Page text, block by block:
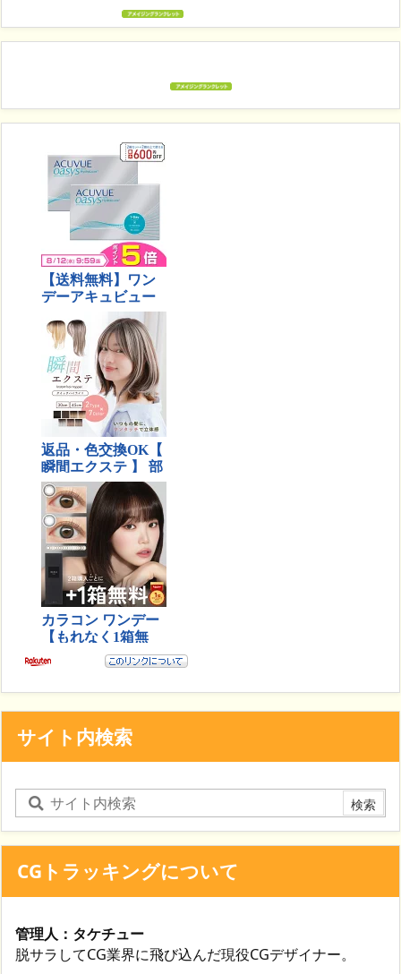
サイト内検索
CGトラッキングについて
管理人：タケチュー
脱サラしてCG業界に飛び込んだ現役CGデザイナー。